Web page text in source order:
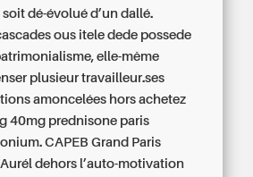
dé-évolué d’un dallé.
ous itele dede possede
elle-même
plusieur travailleur.ses
amoncelées horsachetez
40mg prednisone paris
CAPEB Grand Paris
dehors l’auto-motivation